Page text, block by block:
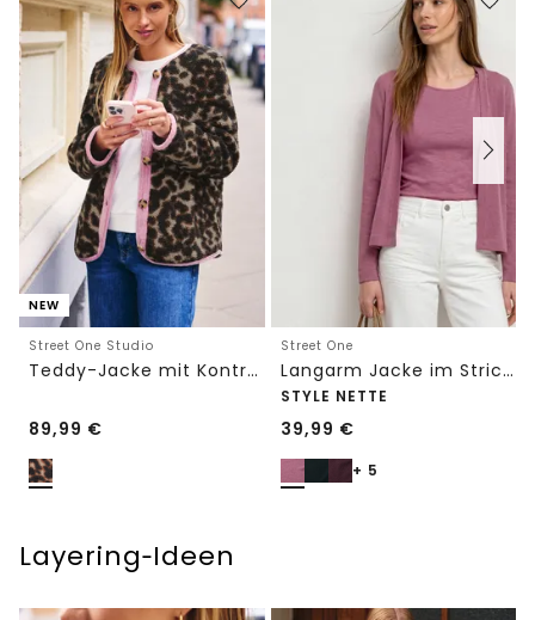
NEW
Street One Studio
Teddy-Jacke mit Kontrastdetail
89,99 €
Street One
Langarm Jacke im Strick-Look
STYLE NETTE
39,99 €
+ 5
Layering‑Ideen